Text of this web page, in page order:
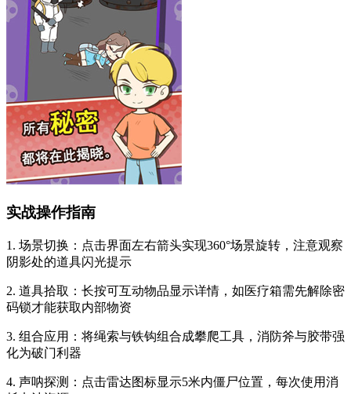
实战操作指南
1. 场景切换：点击界面左右箭头实现360°场景旋转，注意观察
阴影处的道具闪光提示
2. 道具拾取：长按可互动物品显示详情，如医疗箱需先解除密
码锁才能获取内部物资
3. 组合应用：将绳索与铁钩组合成攀爬工具，消防斧与胶带强
化为破门利器
4. 声呐探测：点击雷达图标显示5米内僵尸位置，每次使用消